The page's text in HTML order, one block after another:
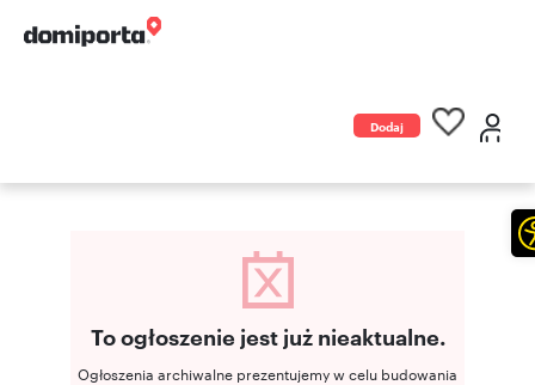
Dodaj
To ogłoszenie jest już nieaktualne.
Ogłoszenia archiwalne prezentujemy w celu budowania